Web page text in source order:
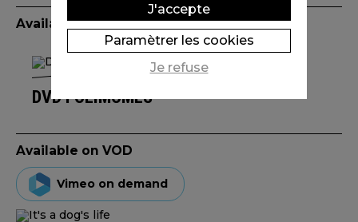
Available edition(s)
DVD FOLIMÔMES
Available on VOD
Vimeo on demand
J'accepte
Paramètrer les cookies
Je refuse